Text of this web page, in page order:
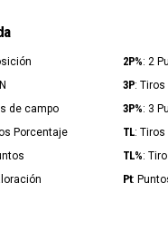
2P%: 2
3P: Tiros
de campo
3P%: 3
Porcentaje
TL: Tiros
TL%:
Pt: